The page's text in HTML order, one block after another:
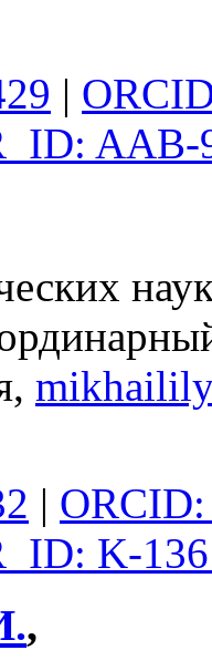
|
AAB-
|
K-
,